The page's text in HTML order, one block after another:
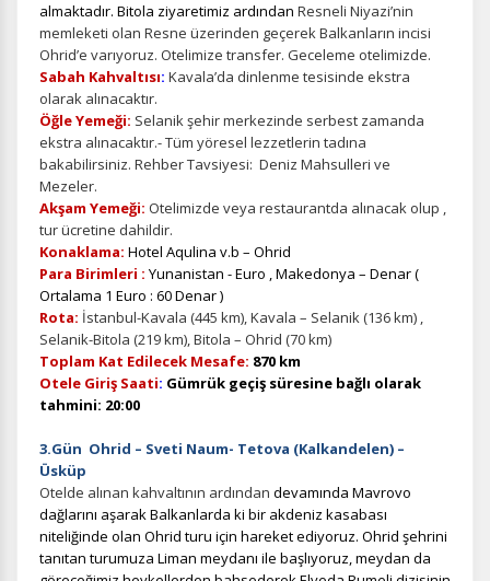
almaktadır. Bitola ziyaretimiz ardından Resneli Niyazi’nin
memleketi olan Resne üzerinden geçerek Balkanların incisi
Ohrid’e varıyoruz. Otelimize transfer. Geceleme otelimizde.
Sabah Kahvaltısı: Kavala’da dinlenme tesisinde ekstra
olarak alınacaktır.
Öğle Yemeği: Selanik şehir merkezinde serbest zamanda
ekstra alınacaktır.-Tüm yöresel lezzetlerin tadına
bakabilirsiniz. Rehber Tavsiyesi: Deniz Mahsulleri ve
Mezeler.
Akşam Yemeği: Otelimizde veya restaurantda alınacak olup ,
tur ücretine dahildir.
Konaklama: Hotel Aqulina v.b – Ohrid
Para Birimleri : Yunanistan - Euro , Makedonya – Denar (
Ortalama 1 Euro : 60 Denar )
Rota: İstanbul-Kavala (445 km), Kavala – Selanik (136 km) ,
Selanik-Bitola (219 km), Bitola – Ohrid (70 km)
Toplam Kat Edilecek Mesafe: 870 km
Otele Giriş Saati: Gümrük geçiş süresine bağlı olarak
tahmini: 20:00
3.Gün Ohrid – Sveti Naum- Tetova (Kalkandelen) –
Üsküp
Otelde alınan kahvaltının ardından devamında Mavrovo
dağlarını aşarak Balkanlarda ki bir akdeniz kasabası
niteliğinde olan Ohrid turu için hareket ediyoruz. Ohrid şehrini
tanıtan turumuza Liman meydanı ile başlıyoruz, meydan da